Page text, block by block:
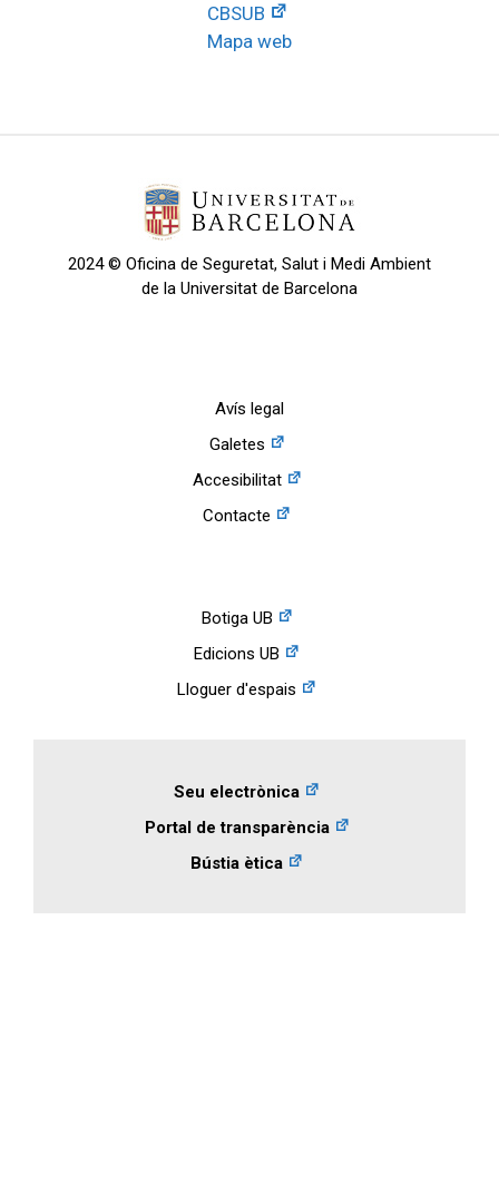
CBSUB
Mapa web
2024 © Oficina de Seguretat, Salut i Medi Ambient
de la Universitat de Barcelona
Avís legal
Galetes
Accesibilitat
Contacte
Botiga UB
Edicions UB
Lloguer d'espais
Seu electrònica
Portal de transparència
Bústia ètica